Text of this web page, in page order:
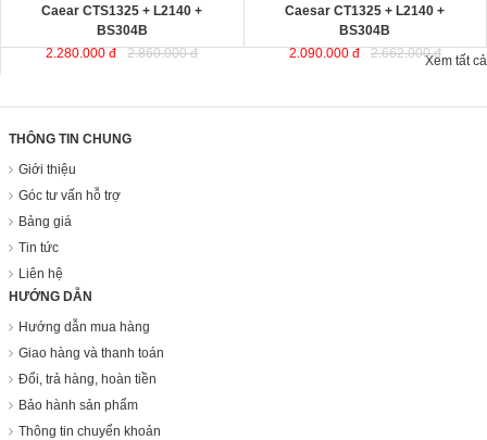
Caear CTS1325 + L2140 +
BS304B
2.280.000 đ
2.860.000 đ
Caesar CT1325 + L2140 +
BS304B
2.090.000 đ
2.662.000 đXem tất cả
THÔNG TIN CHUNG
Giới thiệu
Góc tư vấn hỗ trợ
Bảng giá
Tin tức
Liên hệ
HƯỚNG DẪN
Hướng dẫn mua hàng
Giao hàng và thanh toán
Đổi, trả hàng, hoàn tiền
Bảo hành sản phẩm
Thông tin chuyển khoản